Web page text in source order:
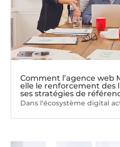
Comment l’agence web
elle le renforcement des
ses stratégies de
Dans l'écosystème digital